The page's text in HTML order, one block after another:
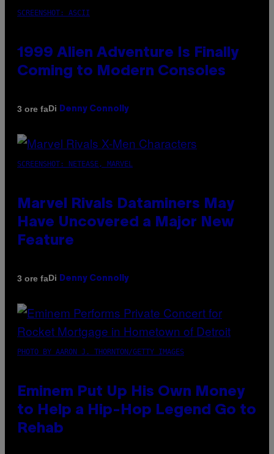
SCREENSHOT: ASCII
1999 Alien Adventure Is Finally
Coming to Modern Consoles
3 ore faDi Denny Connolly
SCREENSHOT: NETEASE, MARVEL
Marvel Rivals Dataminers May
Have Uncovered a Major New
Feature
3 ore faDi Denny Connolly
PHOTO BY AARON J. THORNTON/GETTY IMAGES
Eminem Put Up His Own Money
to Help a Hip-Hop Legend Go to
Rehab